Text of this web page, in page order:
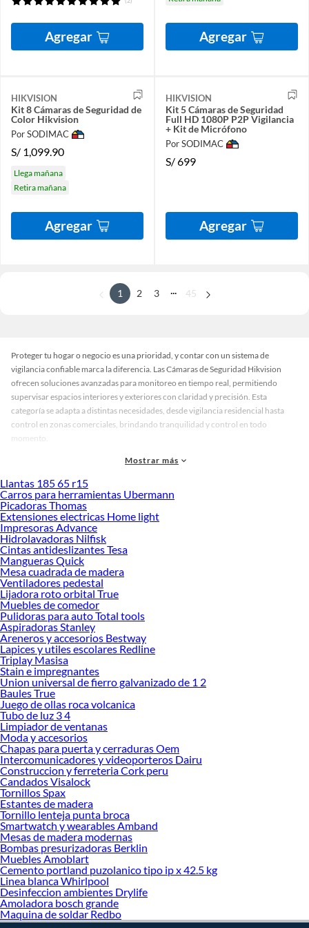
Agregar Agregar
HIKVISION
Kit 8 Cámaras de Seguridad de
Color Hikvision
Por SODIMAC
S/ 1,099.90
Llega mañana
Retira mañana
Agregar
HIKVISION
Kit 5 Cámaras de Seguridad
Full HD 1080P P2P Vigilancia
+ Kit de Micrófono
Por SODIMAC
S/699
Agregar
1 2 3 ... 45
Proteger tu hogar o negocio es una prioridad, y contar con un sistema de
vigilancia confiable marca la diferencia. Las Cámaras de Seguridad Hikvision
ofrecen soluciones avanzadas para monitoreo en tiempo real, permitiendo
supervisar espacios interiores y exteriores con claridad y precisión. Esta
categoría se adapta a distintas necesidades, desde vigilancia residencial hasta
control en zonas comerciales, brindando tranquilidad y control en todo
momento.
La variedad de cámaras Hikvision incluye modelos tipo domo, bullet y PTZ,
alterar la estética del entorno. Además, hay opciones con visión nocturna,
detección de movimiento y conexión remota, lo que permite elegir según el nivel
de seguridad que se requiere. Esta diversidad facilita encontrar el sistema
adecuado para cada tipo de espacio y uso.
Al explorar las Cámaras de Seguridad Hikvision, notarás que cada modelo está
diseñado para ofrecer imágenes nítidas y confiables, incluso en condiciones de
poca luz. Algunas versiones están pensadas para exteriores con resistencia a la
intemperie, mientras que otras se enfocan en ambientes cerrados con alta
sensibilidad. Esta variedad permite comparar y elegir la cámara que mejor se
ajusta a tus necesidades, asegurando una inversión eficiente y duradera.
Si estás buscando mejorar la seguridad de tu propiedad, este es el momento ideal
para tomar una decisión informada. Descubre cuál se adapta mejor a ti y protege
lo que más valoras con tecnología de confianza.
¿Quieres conocer más sobre sus beneficios y explorar las opciones disponibles?
Explora nuestras colecciones y encuentra la cámara perfecta para tu sistema de
vigilancia.
Camaras de seguridad
Repetidor wifi
Parlante
Cargador portatil
Antenas para tv
Timbre
Intercomunicador
Tripode para celular
Router wifi
Cargador de celular
Camaras inalambricas
Camara ip
Cable auxiliar
Dvr
Monitor para bebe
Telefono fijo
Mostrar más
Llantas 185 65 r15
Carros para herramientas Ubermann
Picadoras Thomas
Extensiones electricas Home light
Impresoras Advance
Hidrolavadoras Nilfisk
Cintas antideslizantes Tesa
Mangueras Quick
Mesa cuadrada de madera
Ventiladores pedestal
Lijadora roto orbital True
Muebles de comedor
Pulidoras para auto Total tools
Aspiradoras Stanley
Areneros y accesorios Bestway
Lapices y utiles escolares Redline
Triplay Masisa
Stain e impregnantes
Union universal de fierro galvanizado de 1 2
Baules True
Juego de ollas roca volcanica
Tubo de luz 3 4
Limpiador de ventanas
Moda y accesorios
Chapas para puerta y cerraduras Oem
Intercomunicadores y videoporteros Dairu
Construccion y ferreteria Cork peru
Candados Visalock
Tornillos Spax
Estantes de madera
Tornillo lenteja punta broca
Smartwatch y wearables Amband
Mesas de madera modernas
Bombas presurizadoras Berklin
Muebles Amoblart
Cemento portland puzolanico tipo ip x 42.5 kg
Linea blanca Whirlpool
Desinfeccion ambientes Drylife
Amoladora bosch grande
Maquina de soldar Redbo